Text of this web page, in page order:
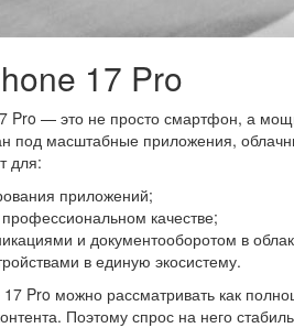
17 Pro
Pro — это не просто смартфон, а
под масштабные приложения,
для:
приложений;
качестве;
и документооборотом в
в единую экосистему.
Pro можно рассматривать как
Поэтому спрос на него